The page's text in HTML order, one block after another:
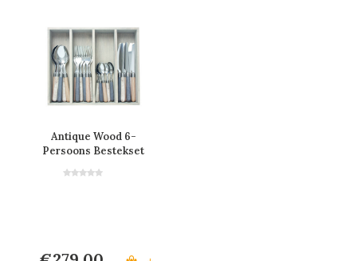
Antique Wood 6-
Persoons Bestekset
Stuks 'Timber Mix' in